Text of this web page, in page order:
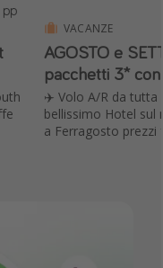
pp
VACANZE
AGOSTO e
pacchetti 3*
✈️ Volo A/R da tutta
bellissimo Hotel sul
a Ferragosto prezzi